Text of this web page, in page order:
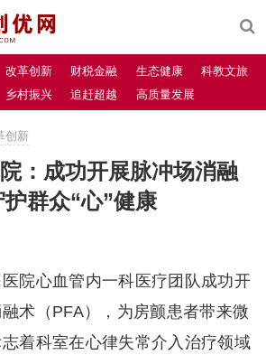
改革创新 财税金融 生态健康
科教文旅
乡村振兴 追赶超越 高质量发展
创新
：成功开展脉冲场消融
群众“心”健康
院心血管内一科医疗团队成功开
术（PFA），为房颤患者带来微
着科室在心律失常介入治疗领域